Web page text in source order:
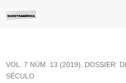
‘Folha de S. Paulo’, ‘O Globo’
VOL. 7 NÚM. 13 (2019), DOSSIER:
SÉCULO